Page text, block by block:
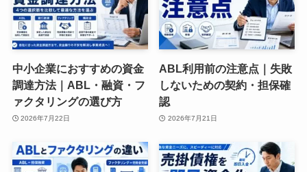
中小企業におすすめの資金
調達方法｜ABL・融資・フ
ァクタリングの選び方
2026年7月22日
ABL利用前の注意点｜失敗
しないための契約・担保確
認
2026年7月21日